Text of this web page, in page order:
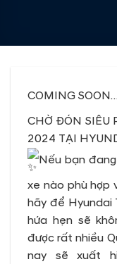
COMING
CHỜ ĐÓN SIÊU
2024 TẠI
Nếu bạn
xe nào phù hợp
hãy để Hyundai
hứa hẹn sẽ
được rất nhiều
nay sẽ xuất